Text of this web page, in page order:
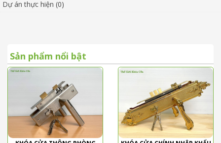
Dự án thực hiện (0)
Sản phẩm nổi bật